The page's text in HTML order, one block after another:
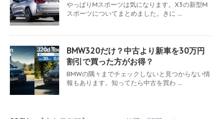
やっぱりMスポーツは気になります。X3の新型M
スポーツについてまとめました。きに ...
BMW320だけ？中古より新車を30万円
割引で買った方がお得？
BMWの隅々までチェックしないと見つからない情
報もあります。知ってたら中古を買わ ...